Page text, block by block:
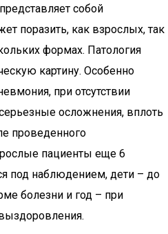
собой
поразить, как взрослых, так
формах. Патология
картину. Особенно
при отсутствии
осложнения, вплоть
проведенного
пациенты еще 6
под наблюдением, дети – до
болезни и год – при